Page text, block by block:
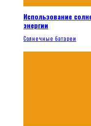
Использование
энергии
Солнечные батареи